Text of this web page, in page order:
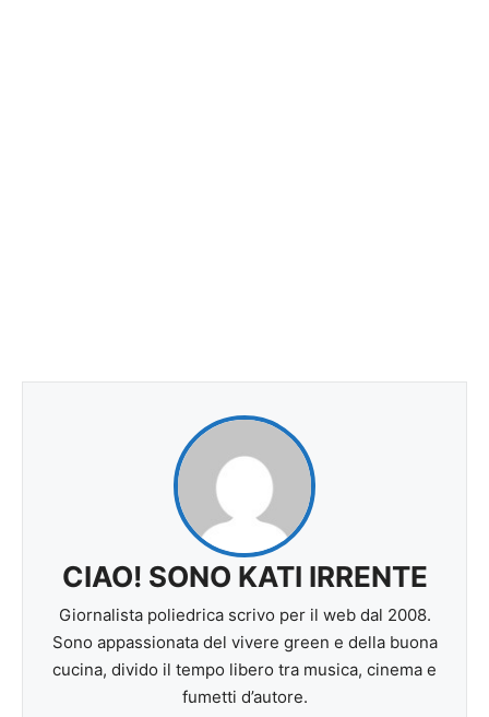
CIAO! SONO KATI IRRENTE
Giornalista poliedrica scrivo per il web dal 2008.
Sono appassionata del vivere green e della buona
cucina, divido il tempo libero tra musica, cinema e
fumetti d’autore.